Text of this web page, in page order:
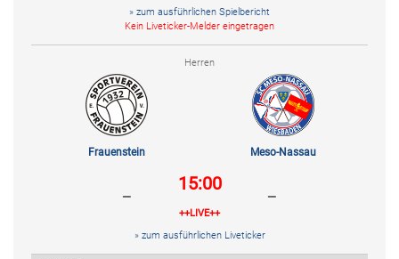
» zum ausführlichen Spielbericht
Kein Liveticker-Melder eingetragen
Herren
Frauenstein Meso-Nassau
- 15:00
++LIVE++ -
» zum ausführlichen Liveticker